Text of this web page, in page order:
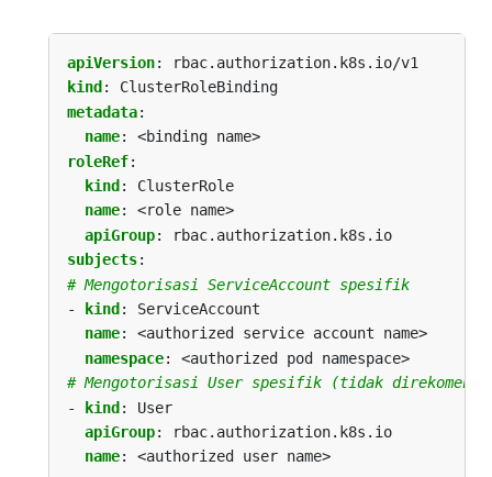
apiVersion:
rbac.authorization.k8s.io/v1
kind :
ClusterRoleBinding
metadata:
name:
<binding name>
roleRef:
kind :
ClusterRole
name:
<role name>
apiGroup:
rbac.authorization.k8s.io
subjects:
# Mengotorisasi ServiceAccount spesifik
-
kind :
ServiceAccount
name:
<authorized service account name>
namespace:
<authorized pod namespace>
# Mengotorisasi User spesifik (tidak
- kind:
User
apiGroup:
rbac.authorization.k8s.io
name: <authorized user name>